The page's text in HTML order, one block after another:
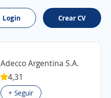
Login Crear CV
Adecco Argentina S.A.
4,31
+ Seguir